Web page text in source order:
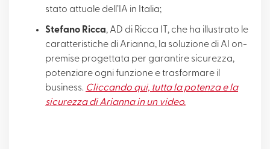
stato attuale dell’IA in Italia;
Stefano Ricca, AD di Ricca IT, che ha illustrato le
caratteristiche di Arianna, la soluzione di AI on-
premise progettata per garantire sicurezza,
potenziare ogni funzione e trasformare il
business. Cliccando qui, tutta la potenza e la
sicurezza di Arianna in un video.